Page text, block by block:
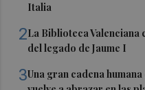
Italia
2La Biblioteca
del legado de Jaume I
3Una gran cadena